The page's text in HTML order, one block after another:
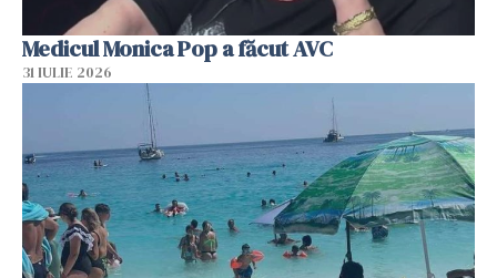
Medicul Monica Pop a făcut AVC
31 IULIE 2026